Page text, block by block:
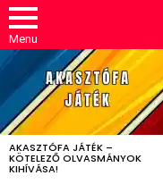
Menu
LATEST
STORIES
AKASZTÓFA JÁTÉK –
KÖTELEZŐ OLVASMÁNYOK
KIHÍVÁSA!